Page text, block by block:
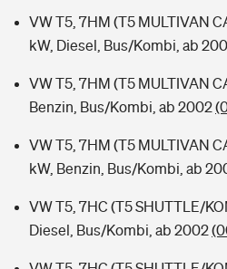
VW T5, 7HM (T5 MULTIVAN
kW, Diesel, Bus/Kombi, ab
VW T5, 7HM (T5 MULTIVAN
Benzin, Bus/Kombi, ab 2002
VW T5, 7HM (T5 MULTIVAN
kW, Benzin, Bus/Kombi, ab
VW T5, 7HC (T5 SHUTTLE/
Diesel, Bus/Kombi, ab 2002